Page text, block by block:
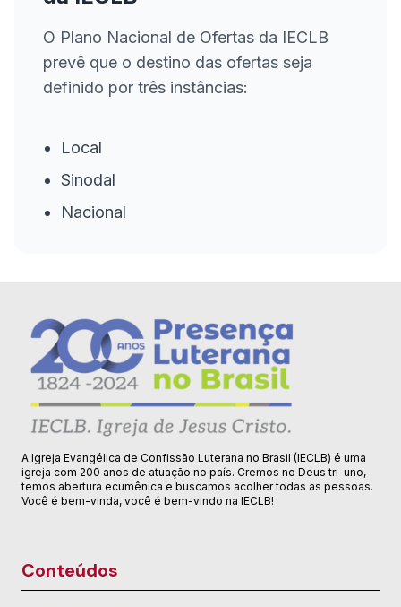
O Plano Nacional de Ofertas da IECLB
prevê que o destino das ofertas seja
definido por três instâncias:
Local
Sinodal
Nacional
A Igreja Evangélica de Confissão Luterana no Brasil (IECLB) é uma
igreja com 200 anos de atuação no país. Cremos no Deus tri-uno,
temos abertura ecumênica e buscamos acolher todas as pessoas.
Você é bem-vinda, você é bem-vindo na IECLB!
Conteúdos